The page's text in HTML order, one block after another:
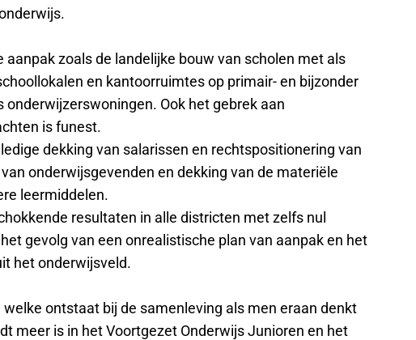
aanpak zoals de landelijke bouw van scholen met als
en kantoorruimtes op primair- en bijzonder
onderwijzerswoningen. Ook het gebrek aan
is funest.
dekking van salarissen en rechtspositionering van
onderwijsgevenden en dekking van de materiële
leermiddelen.
resultaten in alle districten met zelfs nul
gevolg van een onrealistische plan van aanpak en het
het onderwijsveld.
ontstaat bij de samenleving als men eraan denkt
meer is in het Voortgezet Onderwijs Junioren en het